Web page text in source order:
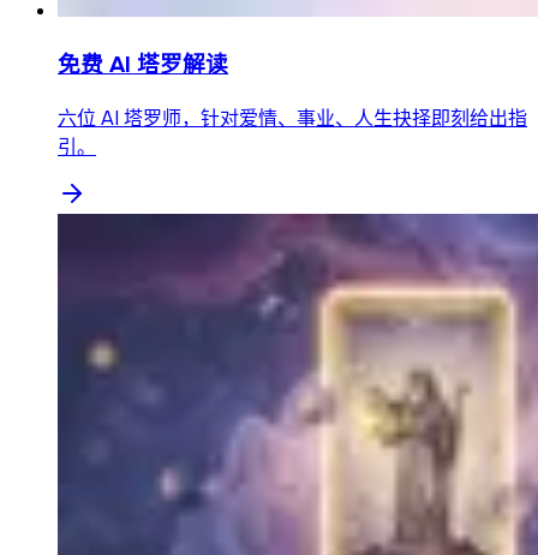
免费 AI 塔罗解读
六位 AI 塔罗师，针对爱情、事业、人生抉择即刻给出指
引。